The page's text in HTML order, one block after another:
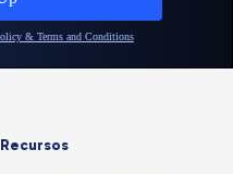
Recursos